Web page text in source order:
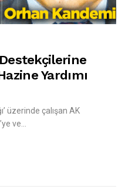
Yardımı
üzerinde çalışan AK
ve...